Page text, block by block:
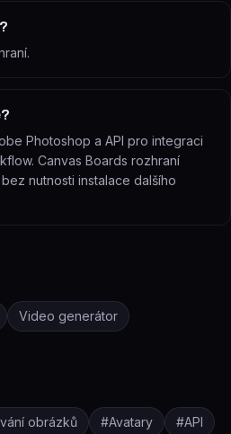
Photoshop a API pro integraci
Canvas Boards rozhraní
nutnosti instalace dalšího
Video generátor
obrázků #Avatary #API